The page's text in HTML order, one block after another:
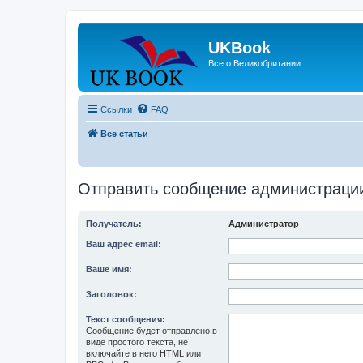
UKBook
Все о Великобритании
Ссылки FAQ
Все статьи
Отправить сообщение
Получатель: Администратор
Ваш адрес email:
Ваше имя:
Заголовок:
Текст сообщения:
Сообщение будет отправлено в
виде простого текста, не
включайте в него HTML или